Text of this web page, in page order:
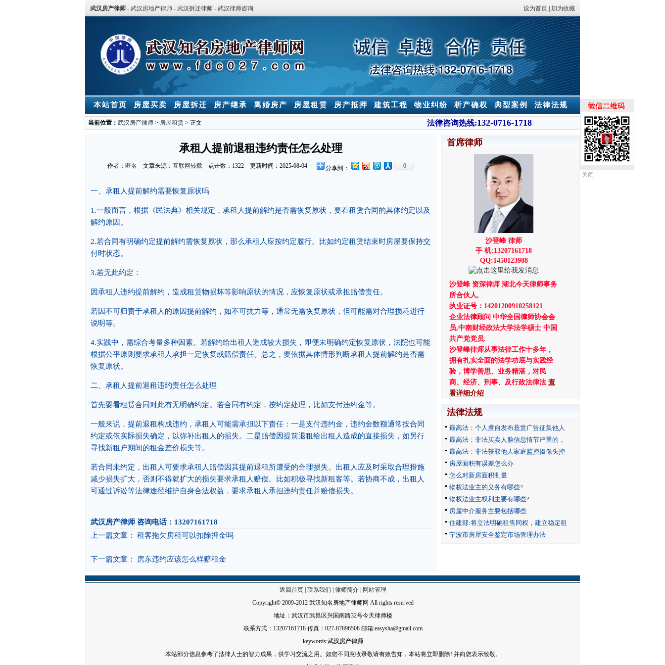
武汉房产律师 - 武汉房地产律师 - 武汉拆迁律师 - 武汉律师咨询 设为首页 加为收藏
本站首页 房屋买卖 房屋拆迁 房产继承 离婚房产 房屋租赁 房产抵押 建筑工程 物业纠纷 析产确权 典型案例 法律法规
当前位置： 武汉房产律师 > 房屋租赁 > 正文 法律咨询热线:132-0716-1718
承租人提前退租违约责任怎么处理
作者： 匿名 文章来源： 互联网转载 点击数： 1322 更新时间：2025-08-04 分享到： 0
一、承租人提前解约需要恢复原状吗
1.一般而言，根据《民法典》相关规定，承租人提前解约是否需恢复原状，要看租赁合同的具体约定以及
解约原因。
2.若合同有明确约定提前解约需恢复原状，那么承租人应按约定履行。比如约定租赁结束时房屋要保持交
付时状态。
3.若无此约定：
因承租人违约提前解约，造成租赁物损坏等影响原状的情况，应恢复原状或承担赔偿责任。
若因不可归责于承租人的原因提前解约，如不可抗力等，通常无需恢复原状，但可能需对合理损耗进行
说明等。
4.实践中，需综合考量多种因素。若解约给出租人造成较大损失，即便未明确约定恢复原状，法院也可能
根据公平原则要求承租人承担一定恢复或赔偿责任。总之，要依据具体情形判断承租人提前解约是否需
恢复原状。
二、承租人提前退租违约责任怎么处理
首先要看租赁合同对此有无明确约定。若合同有约定，按约定处理，比如支付违约金等。
一般来说，提前退租构成违约，承租人可能需承担以下责任：一是支付违约金，违约金数额通常按合同
约定或依实际损失确定，以弥补出租人的损失。二是赔偿因提前退租给出租人造成的直接损失，如另行
寻找新租户期间的租金差价损失等。
若合同未约定，出租人可要求承租人赔偿因其提前退租所遭受的合理损失。出租人应及时采取合理措施
减少损失扩大，否则不得就扩大的损失要求承租人赔偿。比如积极寻找新租客等。若协商不成，出租人
可通过诉讼等法律途径维护自身合法权益，要求承租人承担违约责任并赔偿损失。
武汉房产律师 咨询电话：13207161718
上一篇文章： 租客拖欠房租可以扣除押金吗
下一篇文章： 房东违约应该怎么样赔租金
首席律师
沙登峰 律师
手 机:13207161718
QQ:1450123988
沙登峰 资深律师 湖北今天律师事务
所合伙人,
执业证号：14201200910258121
企业法律顾问 中华全国律师协会会
员,中南财经政法大学法学硕士 中国
共产党党员.
沙登峰律师从事法律工作十多年，
拥有扎实全面的法学功底与实践经
验，博学善思、业务精湛，对民
商、经济、刑事、及行政法律法 查
看详细介绍
法律法规
最高法：个人擅自发布悬赏广告征集他人
最高法：非法买卖人脸信息情节严重的，
最高法：非法获取他人家庭监控摄像头控
房屋面积有误差怎么办
怎么对新房面积测量
物权法业主的义务有哪些?
物权法业主权利主要有哪些?
房屋中介服务主要包括哪些
住建部:将立法明确租售同权，建立稳定租
宁波市房屋安全鉴定市场管理办法
返回首页 联系我们 律师简介
网站管理
Copyright© 2009-2012 武汉知名房地产律师网 All rights reserved
地址：武汉市武昌区兴国南路32号今天律师楼
联系方式：13207161718 传真：027-87896508 邮箱:easysha@gmail.com
keywords:武汉房产律师
本站部分信息参考了法律人士的智力成果，供学习交流之用。如您不同意收录敬请有效告知，本站将立即删除! 并向您表示致敬。
关闭